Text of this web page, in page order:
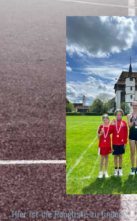
Hier ist die Rangliste zu finden...